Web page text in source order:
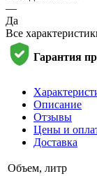
—
Да
Все
Гарантия
Описание
Отзывы
Цены и
Доставка
Объем, литр